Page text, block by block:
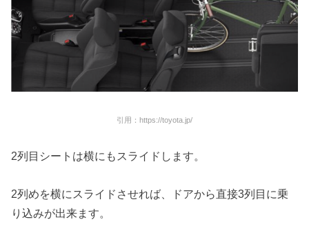
引用：https://toyota.jp/
2列目シートは横にもスライドします。
2列めを横にスライドさせれば、ドアから直接3列目に乗
り込みが出来ます。